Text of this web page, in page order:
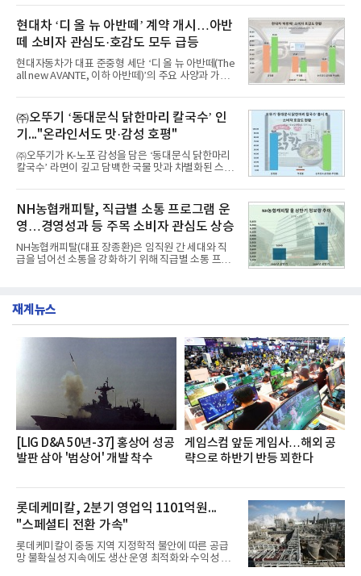
디교육, 대교, 디지
이 순으로 뒤를 이었다.7일 한국기업평판연구소(소장
구창환)는 산업통상자원부 공공기관 41개 브랜드를
대상으로 지난 7월 7일부터 8월 7일까지 수집된 소비
자 빅데이터 91,102,549건을 분석한 결과, 한국전력
공사가 브랜드평판지수 10,670,633을 기록하며 8월
1위에 올랐다고 밝혔다. 분석에 활용된 빅데이터는 지
난 7월(88,893,823건) 대비 2.48% 증가한 수치다.연
수력원자력, 한국석
현대차 ‘디 올 뉴 아반떼’ 계약 개시…아반
떼 소비자 관심도·호감도 모두 급등
현대자동차가 대표 준중형 세단 ‘디 올 뉴 아반떼(The
all new AVANTE, 이하 아반떼)’의 주요 사양과 가격
떼는 6년 만에 선보이는 8세대 완전변경 모델로, ▲정
교한 선과 면을 중심으로 완성한 파격적인 디자인 ▲
과거 중형 세단 수준으로 확대된 차체 제원 ▲글로벌
최고 수준의 안전성 ▲성능과 효율을 동시에 높인 주
행 완성도 ▲첨단 편의 및 디지털 사양 적용 등을 통해
글로벌 준중형 세단의 새로운 기준을 세웠다.아반떼
는 가솔린 2.0과 1.6 하이브리드 두 가지 파워트레인
넘
㈜오뚜기 ‘동대문식 닭한마리 칼국수’ 인
기..."온라인서도 맛·감성 호평"
㈜오뚜기가 K-노포 감성을 담은 ‘동대문식 닭한마리
칼국수’ 라면이 깊고 담백한 국물 맛과 차별화된 스토
혔다.‘동대문식 닭한마리 칼국수’는 예상을 뛰어넘는
소비자 호응에 힘입어 지난 7월 13일 첫 선을 보인 지
단 18일 만에 누적 판매량 50만 개를 돌파하는 성과를
거두었다.이번 신제품은 개발진이 전국의 닭한마리
전문점을 직접 찾아 다니며 최적의 육수 비율을 완성
했다. 자극적이지 않으면서도 깊은 닭육수에 마늘의
개운한 풍미를 더했으며, 국물이 잘 배어들면서도 쫄
서도
NH농협캐피탈, 직급별 소통 프로그램 운
영…경영성과 등 주목 소비자 관심도 상승
NH농협캐피탈(대표 장종환)은 임직원 간 세대와 직
급을 넘어선 소통을 강화하기 위해 직급별 소통 프로
영지원부 홍보팀과 2026년 새로이(e)＊가 공동 주관
쳐 진행됐다.참고로 새로이(e)는 NH농협캐피탈 MZ
세대들로(과장~계장) 구성된 자율 참여조직으로, 조
직문화 혁신과 업무 효율성 향상을 위한 다양한 활동
을 추진하며,새로운 변화와 이로운 영향력을 조직전
반에 전파하는 역할
재계뉴스
[LIG D&A 50년-37] 홍상어 성공
발판 삼아 '범상어' 개발 착수
게임스컴 앞둔 게임사…해외 공
략으로 하반기 반등 꾀한다
롯데케미칼, 2분기 영업익 1101억원...
"스페셜티 전환 가속"
롯데케미칼이 중동 지역 지정학적 불안에 따른 공급
망 불확실성 지속에도 생산 운영 최적화와 수익성 중